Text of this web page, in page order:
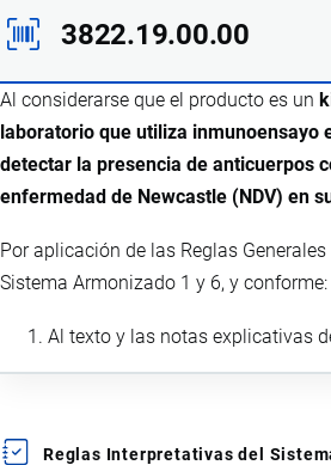
3822.19.00.00
Al considerarse que el producto es un
laboratorio que utiliza inmunoensayo
detectar la presencia de anticuerpos
enfermedad de Newcastle (NDV) en
Por aplicación de las Reglas
Sistema Armonizado 1 y 6, y conforme:
Al texto y las notas explicativas
Reglas Interpretativas del